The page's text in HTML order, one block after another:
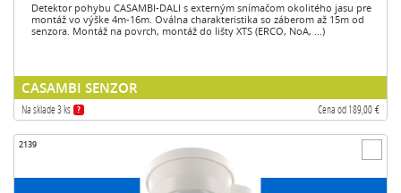
Detektor pohybu CASAMBI-DALI s externým snímačom okolitého jasu pre
montáž vo výške 4m-16m. Oválna charakteristika so záberom až 15m od
senzora. Montáž na povrch, montáž do lišty XTS (ERCO, NoA, ...)
CASAMBI SENZOR
Na sklade 3 ks ? Cena od 189,00 €
2139